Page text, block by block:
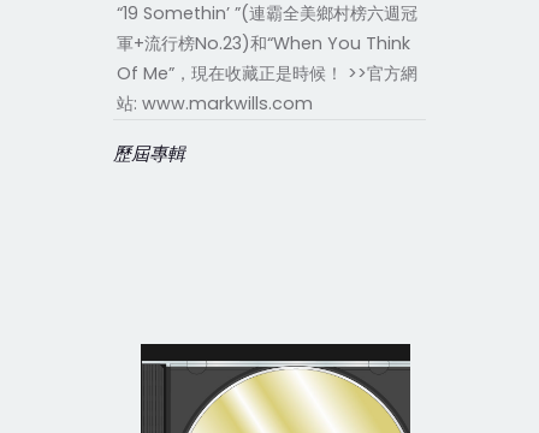
“19 Somethin’ ”(連霸全美鄉村榜六週冠
軍+流行榜No.23)和“When You Think
Of Me”，現在收藏正是時候！ >>官方網
站: www.markwills.com
歷屆專輯